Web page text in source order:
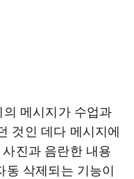
메시지가 수업과
것인 데다 메시지에
진과 음란한 내용
동 삭제되는 기능이